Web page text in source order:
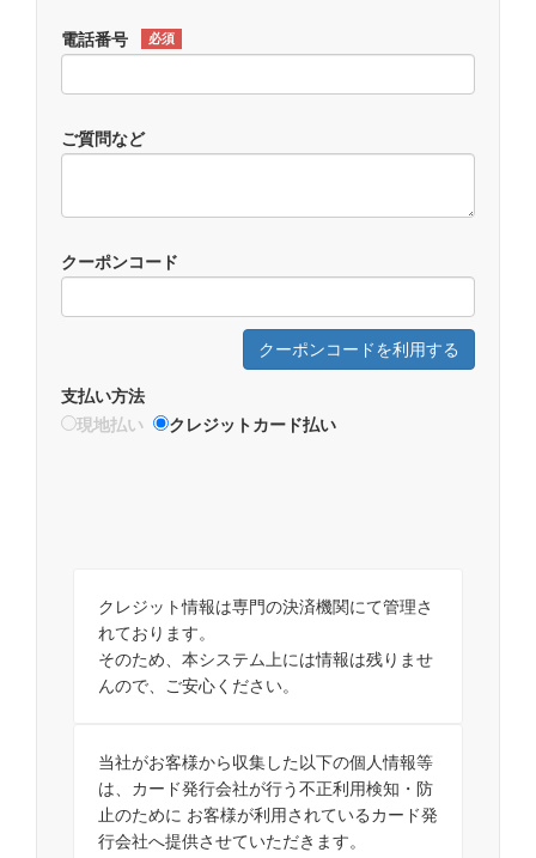
電話番号 必須
ご質問など
クーポンコード
クーポンコードを利用する
支払い方法
現地払い
クレジットカード払い
クレジット情報は専門の決済機関にて管理さ
れております。
そのため、本システム上には情報は残りませ
んので、ご安心ください。
当社がお客様から収集した以下の個人情報等
は、カード発行会社が行う不正利用検知・防
止のために お客様が利用されているカード発
行会社へ提供させていただきます。